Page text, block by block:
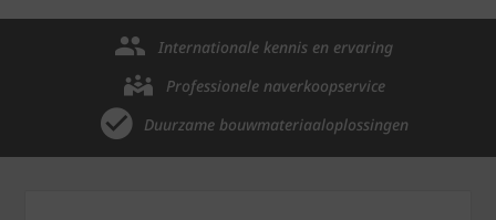
Internationale kennis en ervaring
Professionele naverkoopservice
Duurzame bouwmateriaaloplossingen